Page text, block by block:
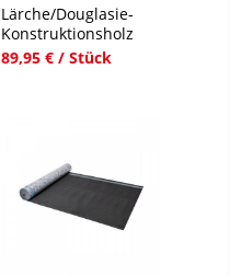
Lärche/Douglasie-
Konstruktionsholz
89,95 € / Stück